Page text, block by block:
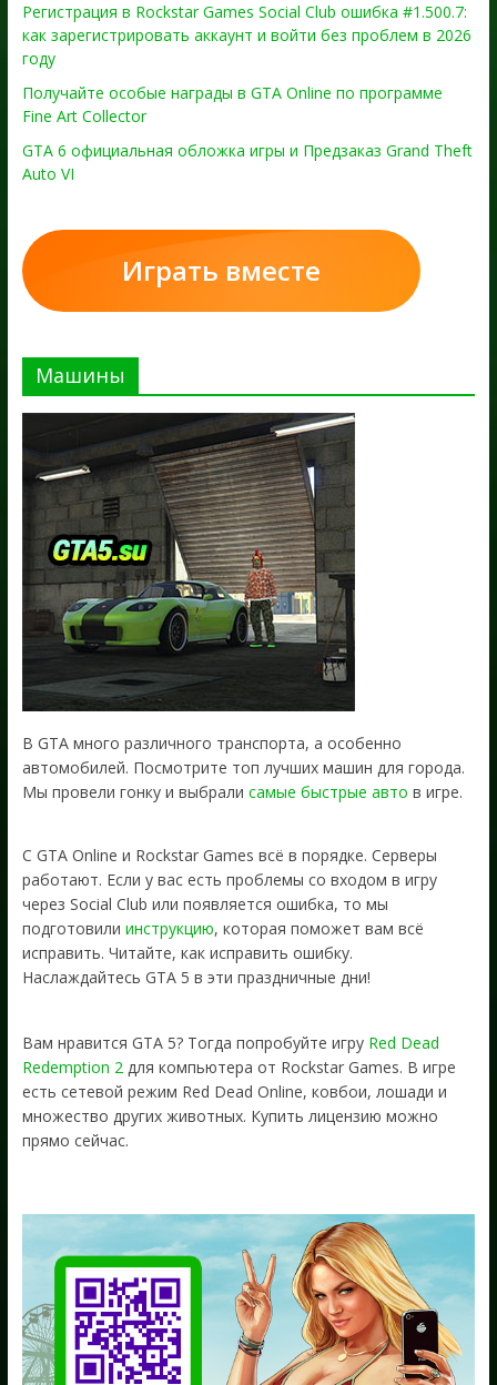
Регистрация в Rockstar Games Social Club ошибка #1.500.7:
как зарегистрировать аккаунт и войти без проблем в 2026
году
Получайте особые награды в GTA Online по программе
Fine Art Collector
GTA 6 официальная обложка игры и Предзаказ Grand Theft
Auto VI
Играть вместе
Машины
В GTA много различного транспорта, а особенно
автомобилей. Посмотрите топ лучших машин для города.
Мы провели гонку и выбрали самые быстрые авто в игре.
С GTA Online и Rockstar Games всё в порядке. Серверы
работают. Если у вас есть проблемы со входом в игру
через Social Club или появляется ошибка, то мы
подготовили инструкцию, которая поможет вам всё
исправить. Читайте, как исправить ошибку.
Наслаждайтесь GTA 5 в эти праздничные дни!
Вам нравится GTA 5? Тогда попробуйте игру Red Dead
Redemption 2для компьютера от Rockstar Games. В игре
есть сетевой режим Red Dead Online, ковбои, лошади и
множество других животных. Купить лицензию можно
прямо сейчас.